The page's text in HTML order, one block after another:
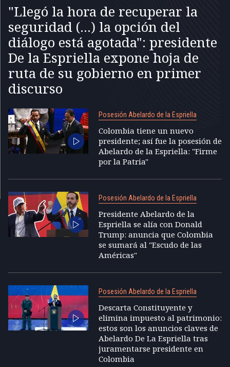
"Llegó la hora de recuperar la
seguridad (...) la opción del
diálogo está agotada": presidente
De la Espriella expone hoja de
ruta de su gobierno en primer
discurso
Posesión Abelardo de la Espriella
Colombia tiene un nuevo
presidente; así fue la posesión de
Abelardo de la Espriella: "Firme
por la Patria"
Posesión Abelardo de la Espriella
Presidente Abelardo de la
Espriella se alía con Donald
Trump: anuncia que Colombia
se sumará al "Escudo de las
Américas"
Posesión Abelardo de la Espriella
Descarta Constituyente y
elimina impuesto al patrimonio:
estos son los anuncios claves de
Abelardo De La Espriella tras
juramentarse presidente en
Colombia